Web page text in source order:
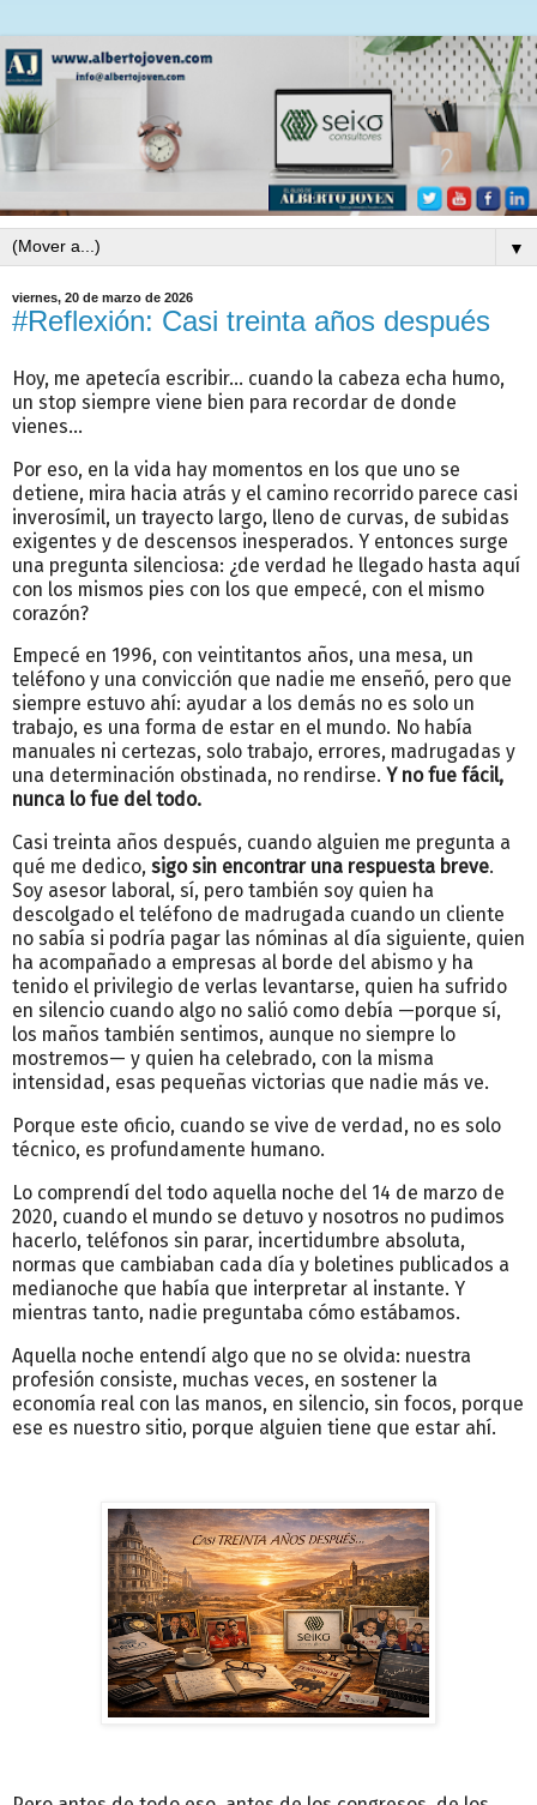
▼
viernes, 20 de marzo de 2026
#Reflexión: Casi treinta años después
Hoy, me apetecía escribir... cuando la cabeza echa humo,
un stop siempre viene bien para recordar de donde
vienes...
Por eso, en la vida hay momentos en los que uno se
detiene, mira hacia atrás y el camino recorrido parece casi
inverosímil, un trayecto largo, lleno de curvas, de subidas
exigentes y de descensos inesperados. Y entonces surge
una pregunta silenciosa: ¿de verdad he llegado hasta aquí
con los mismos pies con los que empecé, con el mismo
corazón?
Empecé en 1996, con veintitantos años, una mesa, un
teléfono y una convicción que nadie me enseñó, pero que
siempre estuvo ahí: ayudar a los demás no es solo un
trabajo, es una forma de estar en el mundo. No había
manuales ni certezas, solo trabajo, errores, madrugadas y
una determinación obstinada, no rendirse. Y no fue fácil,
nunca lo fue del todo.
Casi treinta años después, cuando alguien me pregunta a
qué me dedico, sigo sin encontrar una respuesta breve.
Soy asesor laboral, sí, pero también soy quien ha
descolgado el teléfono de madrugada cuando un cliente
no sabía si podría pagar las nóminas al día siguiente, quien
ha acompañado a empresas al borde del abismo y ha
tenido el privilegio de verlas levantarse, quien ha sufrido
en silencio cuando algo no salió como debía —porque sí,
los maños también sentimos, aunque no siempre lo
mostremos— y quien ha celebrado, con la misma
intensidad, esas pequeñas victorias que nadie más ve.
Porque este oficio, cuando se vive de verdad, no es solo
técnico, es profundamente humano.
Lo comprendí del todo aquella noche del 14 de marzo de
2020, cuando el mundo se detuvo y nosotros no pudimos
hacerlo, teléfonos sin parar, incertidumbre absoluta,
normas que cambiaban cada día y boletines publicados a
medianoche que había que interpretar al instante. Y
mientras tanto, nadie preguntaba cómo estábamos.
Aquella noche entendí algo que no se olvida: nuestra
profesión consiste, muchas veces, en sostener la
economía real con las manos, en silencio, sin focos, porque
ese es nuestro sitio, porque alguien tiene que estar ahí.